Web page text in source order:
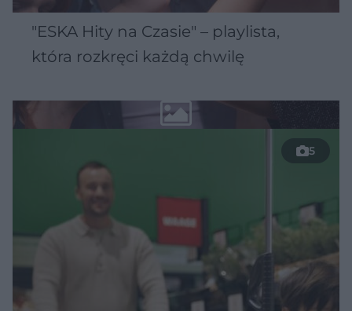
"ESKA Hity na Czasie" – playlista,
która rozkręci każdą chwilę
5